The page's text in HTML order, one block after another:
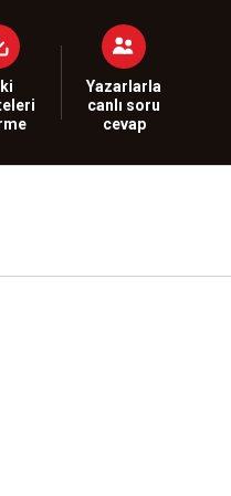
Yazarlarla
canlı soru
cevap
Namaz Vakitleri
Sesli Yayınlar